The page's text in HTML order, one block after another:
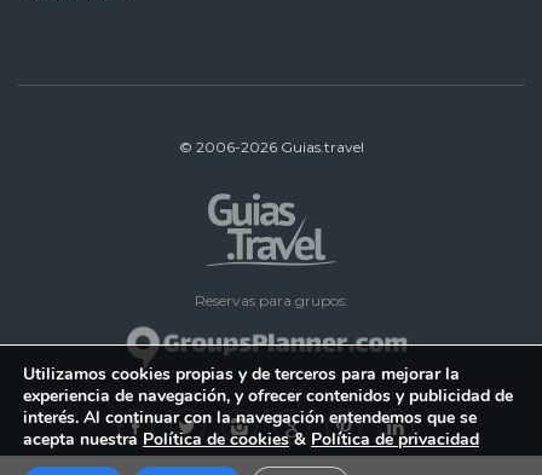
© 2006-2026 Guias.travel
Reservas para grupos:
Utilizamos cookies propias y de terceros para mejorar la
experiencia de navegación, y ofrecer contenidos y publicidad de
interés. Al continuar con la navegación entendemos que se
acepta nuestra Política de cookies& Política de privacidad